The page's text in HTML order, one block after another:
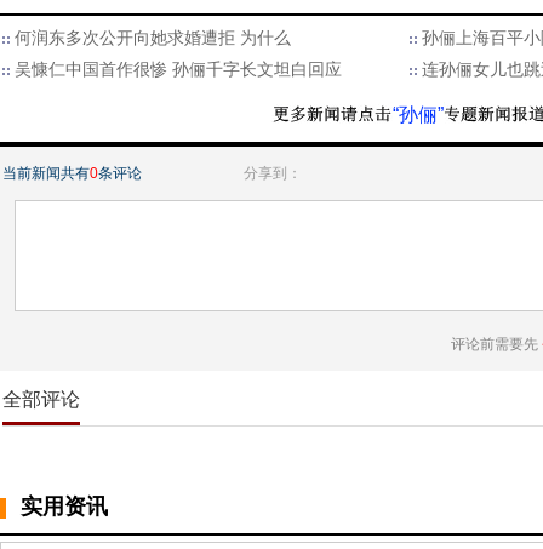
何润东多次公开向她求婚遭拒 为什么
孙俪上海百平
吴慷仁中国首作很惨 孙俪千字长文坦白回应
连孙俪女儿也
“孙俪”
当前新闻共有0条评论 分享到：
评论前需要先
全部评论
实用资讯